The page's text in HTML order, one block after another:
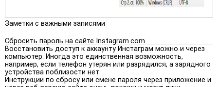
Заметки с важными записями
Сбросить пароль на сайте Instagram.com
Восстановить доступ к аккаунту Инстаграм можно и через
компьютер. Иногда это единственная возможность,
например, если телефон утерян или разрядился, а зарядного
устройства поблизости нет.
Инструкции по сбросу или смене пароля через приложение и